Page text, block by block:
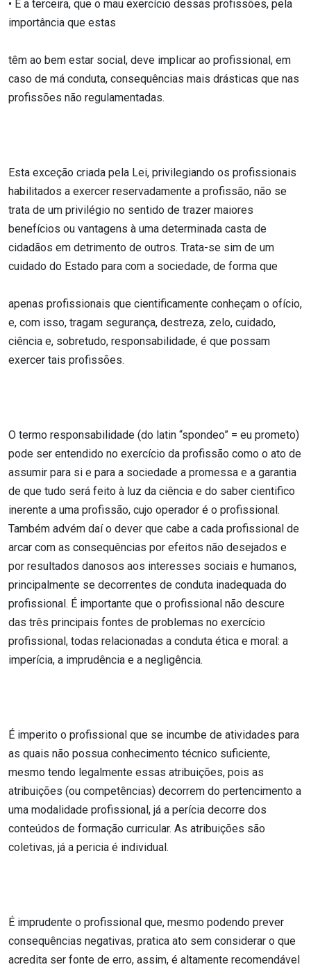
• E a terceira, que o mau exercício dessas profissões, pela
importância que estas
têm ao bem estar social, deve implicar ao profissional, em
caso de má conduta, consequências mais drásticas que nas
profissões não regulamentadas.
Esta exceção criada pela Lei, privilegiando os profissionais
habilitados a exercer reservadamente a profissão, não se
trata de um privilégio no sentido de trazer maiores
benefícios ou vantagens à uma determinada casta de
cidadãos em detrimento de outros. Trata-se sim de um
cuidado do Estado para com a sociedade, de forma que
apenas profissionais que cientificamente conheçam o ofício,
e, com isso, tragam segurança, destreza, zelo, cuidado,
ciência e, sobretudo, responsabilidade, é que possam
exercer tais profissões.
O termo responsabilidade (do latin “spondeo” = eu prometo)
pode ser entendido no exercício da profissão como o ato de
assumir para si e para a sociedade a promessa e a garantia
de que tudo será feito à luz da ciência e do saber cientifico
inerente a uma profissão, cujo operador é o profissional.
Também advém daí o dever que cabe a cada profissional de
arcar com as consequências por efeitos não desejados e
por resultados danosos aos interesses sociais e humanos,
principalmente se decorrentes de conduta inadequada do
profissional. É importante que o profissional não descure
das três principais fontes de problemas no exercício
profissional, todas relacionadas a conduta ética e moral: a
imperícia, a imprudência e a negligência.
É imperito o profissional que se incumbe de atividades para
as quais não possua conhecimento técnico suficiente,
mesmo tendo legalmente essas atribuições, pois as
atribuições (ou competências) decorrem do pertencimento a
uma modalidade profissional, já a perícia decorre dos
conteúdos de formação curricular. As atribuições são
coletivas, já a pericia é individual.
É imprudente o profissional que, mesmo podendo prever
consequências negativas, pratica ato sem considerar o que
acredita ser fonte de erro, assim, é altamente recomendável